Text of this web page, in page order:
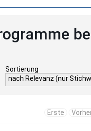
Sortierung
nach Relevanz (nur
Erste